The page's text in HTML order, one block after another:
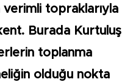
verimli topraklarıyla
Burada Kurtuluş
toplanma
olduğu nokta